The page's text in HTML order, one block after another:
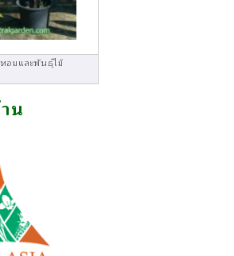
อมและพันธุ์ไม้
น